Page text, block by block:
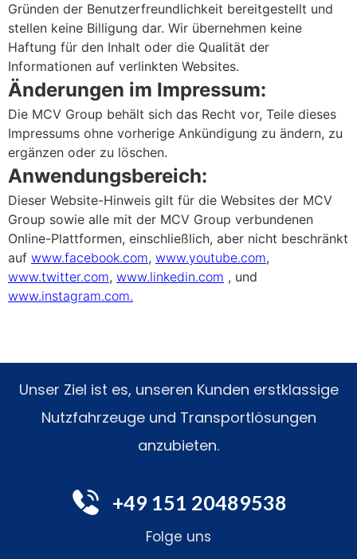
Gründen der Benutzerfreundlichkeit bereitgestellt und
stellen keine Billigung dar. Wir übernehmen keine
Haftung für den Inhalt oder die Qualität der
Informationen auf verlinkten Websites.
Änderungen im Impressum:
Die MCV Group behält sich das Recht vor, Teile dieses
Impressums ohne vorherige Ankündigung zu ändern, zu
ergänzen oder zu löschen.
Anwendungsbereich:
Dieser Website-Hinweis gilt für die Websites der MCV
Group sowie alle mit der MCV Group verbundenen
Online-Plattformen, einschließlich, aber nicht beschränkt
auf www.facebook.com, www.youtube.com,
www.twitter.com, www.linkedin.com , und
www.instagram.com.
Unser Ziel ist es, unseren Kunden erstklassige
Nutzfahrzeuge und Transportlösungen
anzubieten.
+49 151 20489538
Folge uns